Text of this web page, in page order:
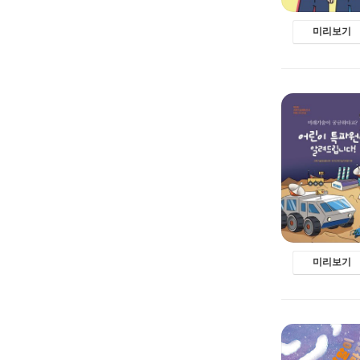
미리보기
미리보기